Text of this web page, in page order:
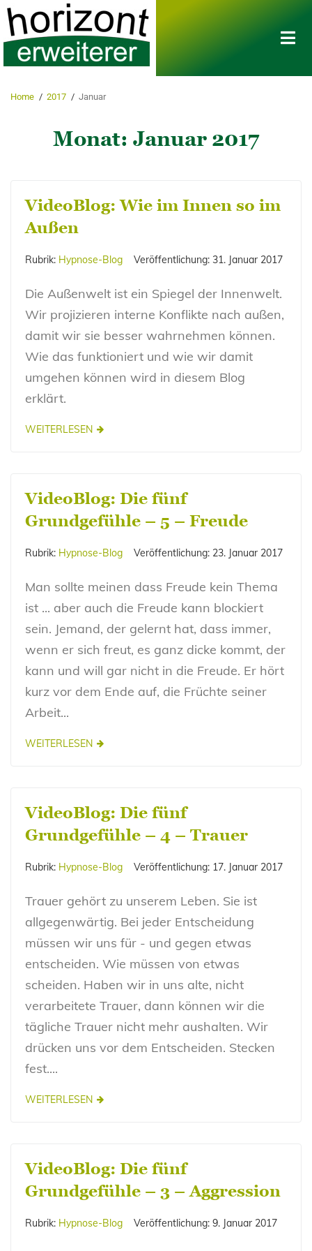
Home / 2017 / Januar
Monat: Januar 2017
VideoBlog: Wie im Innen so im
Außen
Rubrik: Hypnose-Blog Veröffentlichung: 31. Januar 2017
Die Außenwelt ist ein Spiegel der Innenwelt.
Wir projizieren interne Konflikte nach außen,
damit wir sie besser wahrnehmen können.
Wie das funktioniert und wie wir damit
umgehen können wird in diesem Blog
erklärt.
WEITERLESEN
VideoBlog: Die fünf
Grundgefühle – 5 – Freude
Rubrik: Hypnose-Blog Veröffentlichung: 23. Januar 2017
Man sollte meinen dass Freude kein Thema
ist ... aber auch die Freude kann blockiert
sein. Jemand, der gelernt hat, dass immer,
wenn er sich freut, es ganz dicke kommt, der
kann und will gar nicht in die Freude. Er hört
kurz vor dem Ende auf, die Früchte seiner
Arbeit...
WEITERLESEN
VideoBlog: Die fünf
Grundgefühle – 4 – Trauer
Rubrik: Hypnose-Blog Veröffentlichung: 17. Januar 2017
Trauer gehört zu unserem Leben. Sie ist
allgegenwärtig. Bei jeder Entscheidung
müssen wir uns für - und gegen etwas
entscheiden. Wie müssen von etwas
scheiden. Haben wir in uns alte, nicht
verarbeitete Trauer, dann können wir die
tägliche Trauer nicht mehr aushalten. Wir
drücken uns vor dem Entscheiden. Stecken
fest....
WEITERLESEN
VideoBlog: Die fünf
Grundgefühle – 3 – Aggression
Rubrik: Hypnose-Blog Veröffentlichung: 9. Januar 2017